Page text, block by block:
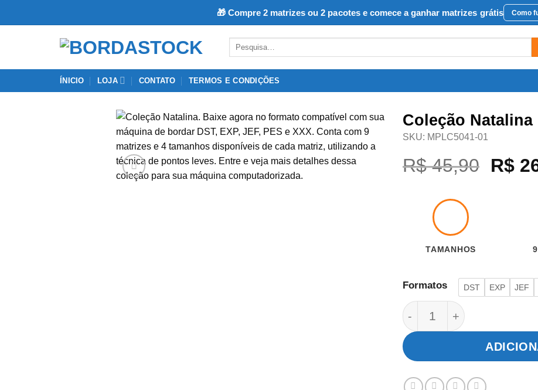
🎁 Compre 2 matrizes ou 2 pacotes e comece a ganhar matrizes grátis Como
Pesquisar
ÍNICIO LOJA CONTATO TERMOS E CONDIÇÕES
Favoritar
Coleção Natalina
SKU: MPLC5041-01
R$45,90 O
R$
Formatos DST EXP JEF
Coleção Natalina